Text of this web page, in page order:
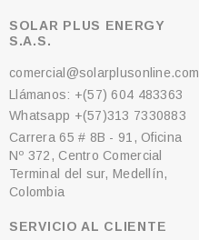
SOLAR PLUS ENERGY
S.A.S.
comercial@solarplusonline.com
Llámanos: +(57) 604 483363
Whatsapp +(57)313 7330883
Carrera 65 # 8B - 91, Oficina
Nº 372, Centro Comercial
Terminal del sur, Medellín,
Colombia
SERVICIO AL CLIENTE